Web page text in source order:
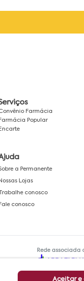
Farmácia
Farmácia Popular
Encarte
a Permanente
Lojas
Trabalhe conosco
conosco
Rede associada